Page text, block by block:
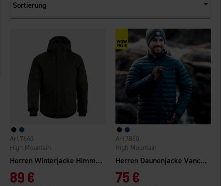
Sortierung
Herren Winterjacke Himmelfjäll WP
High Mountain
7640
89 €
Herren Daunenjacke Vancouver
High Mountain
7880
75 €